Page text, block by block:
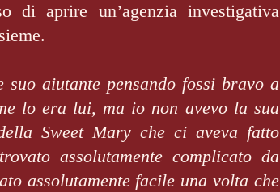
di aprire un’agenzia investigativa
suo aiutante pensando fossi bravo a
lo era lui, ma io non avevo la sua
Sweet Mary che ci aveva fatto
assolutamente complicato da
assolutamente facile una volta che